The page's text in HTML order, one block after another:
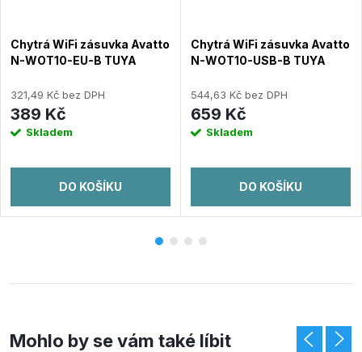
Chytrá WiFi zásuvka Avatto
N-WOT10-EU-B TUYA
321,49 Kč bez DPH
389 Kč
Skladem
DO KOŠÍKU
Chytrá WiFi zásuvka Avatto
N-WOT10-USB-B TUYA
544,63 Kč bez DPH
659 Kč
Skladem
DO KOŠÍKU